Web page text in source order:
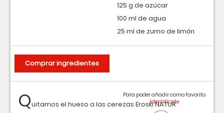
Quitamos el hueso a las cerezas Eroski NATUR
Para poder añadir como favorito
125 g de azúcar
100 ml de agua
25 ml de zumo de limón
Comprar ingredientes